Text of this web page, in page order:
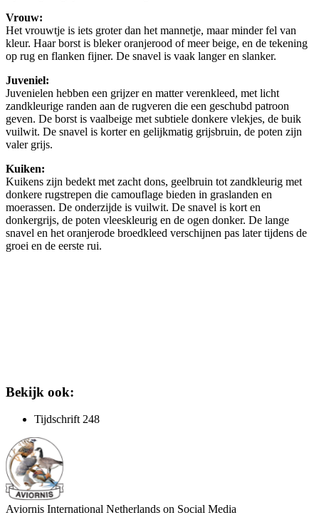
Vrouw:
Het vrouwtje is iets groter dan het mannetje, maar minder fel van
kleur. Haar borst is bleker oranjerood of meer beige, en de tekening
op rug en flanken fijner. De snavel is vaak langer en slanker.
Juveniel:
Juvenielen hebben een grijzer en matter verenkleed, met licht
zandkleurige randen aan de rugveren die een geschubd patroon
geven. De borst is vaalbeige met subtiele donkere vlekjes, de buik
vuilwit. De snavel is korter en gelijkmatig grijsbruin, de poten zijn
valer grijs.
Kuiken:
Kuikens zijn bedekt met zacht dons, geelbruin tot zandkleurig met
donkere rugstrepen die camouflage bieden in graslanden en
moerassen. De onderzijde is vuilwit. De snavel is kort en
donkergrijs, de poten vleeskleurig en de ogen donker. De lange
snavel en het oranjerode broedkleed verschijnen pas later tijdens de
groei en de eerste rui.
Bekijk ook:
Tijdschrift 248
Aviornis International Netherlands on Social Media